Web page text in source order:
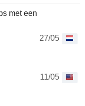
met een
27/05
11/05